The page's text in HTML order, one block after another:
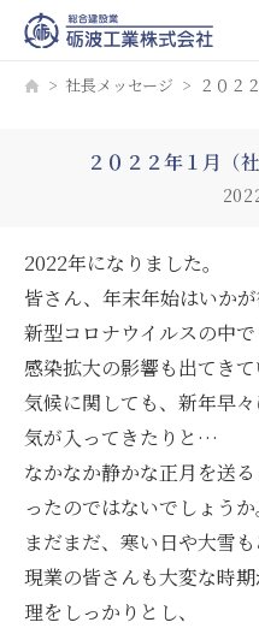
社長メッセージ ２０２
２０２２年１月（
2022年になりました。
皆さん、年末年始はいか
新型コロナウイルスの中
感染拡大の影響も出てきて
気候に関しても、新年早
気が入ってきたりと…
なかなか静かな正月を送
ったのではないでしょうか
まだまだ、寒い日や大雪も
現業の皆さんも大変な時
理をしっかりとし、